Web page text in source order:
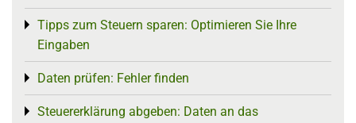
Tipps zum Steuern sparen: Optimieren Sie Ihre
Eingaben
Toggle menu
Daten prüfen: Fehler finden
Toggle menu
Steuererklärung abgeben: Daten an das
Toggle menu